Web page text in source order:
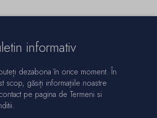
informativ
dezabona în orice moment. În
scop, găsiți informațiile noastre
pe pagina de Termeni si